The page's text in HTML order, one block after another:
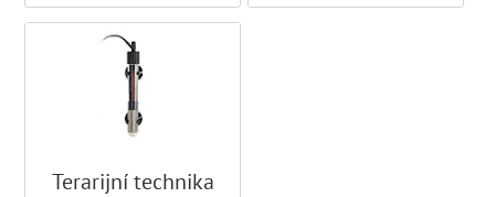
Terarijní technika